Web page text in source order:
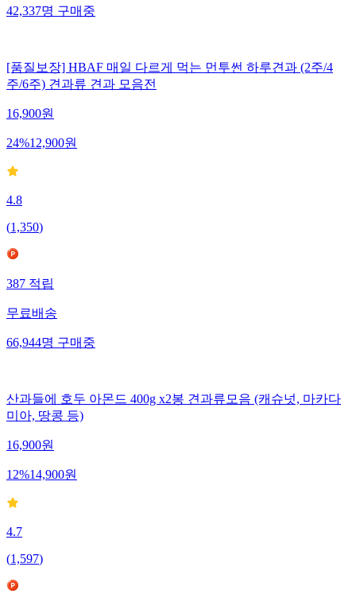
42,337명 구매중
[품질보장] HBAF 매일 다르게 먹는 먼투썬 하루견과 (2주/4
주/6주) 견과류 견과 모음전
16,900원
24%12,900원
4.8
(1,350)
387적립
무료배송
66,944명구매중
산과들에 호두 아몬드 400g x2봉 견과류모음 (캐슈넛, 마카다
미아, 땅콩 등)
16,900원
12%14,900원
4.7
(1,597)